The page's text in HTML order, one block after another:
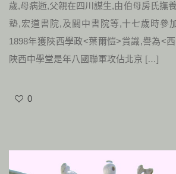
歲,母病逝,父親在四川謀生,由伯母房氏撫
塾,宏道書院,及關中書院等,十七歲時參
1898年獲陜西學政<葉爾愷>賞識,譽為<
陜西中學堂是年八國聯軍攻佔北京 […]
0